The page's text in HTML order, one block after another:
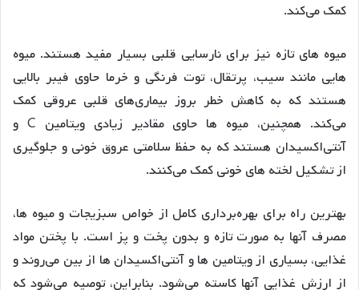
کمک می‌کند.
میوه های تازه نیز برای نارسایی قلبی بسیار مفید هستند. میوه
هایی مانند سیب، پرتقال، توت فرنگی و خرما حاوی فیبر بالایی
هستند که به کاهش خطر بروز بیماری‌های قلبی عروقی کمک
می‌کند. همچنین، میوه ها حاوی مقادیر زیادی ویتامین C و
آنتی‌اکسیدان هستند که به حفظ سلامتی عروق خونی و جلوگیری
از تشکیل لخته های خونی کمک می‌کنند.
بهترین راه برای بهره‌برداری کامل از خواص سبزیجات و میوه ها،
مصرف آنها به صورت تازه و بدون پخت و پز است. با پختن مواد
غذایی، بسیاری از ویتامین ها و آنتی‌اکسیدان ها از بین می‌روند و
از ارزش غذایی آنها کاسته می‌شود. بنابراین، توصیه می‌شود که